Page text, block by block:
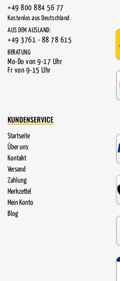
+49 800 884 56 77
Kostenlos aus Deutschland
AUS DEM AUSLAND:
+49 3761 - 88 78 615
BERATUNG
Mo-Do von 9-17 Uhr
Fr von 9-15 Uhr
KUNDENSERVICE
Startseite
Über uns
Kontakt
Versand
Zahlung
Merkzettel
Mein Konto
Blog